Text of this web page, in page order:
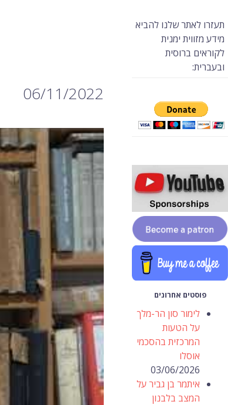
06/11/2022
תעזרו לאתר שלנו להביא
מידע מזווית ימנית
לקוראים ברוסית
ובעברית:
פוסטים אחרונים
לימור סון הר-מלך
על הטעות
המרכזית בהסכמי
אוסלו
03/06/2026
איתמר בן גביר על
המצב בלבנון